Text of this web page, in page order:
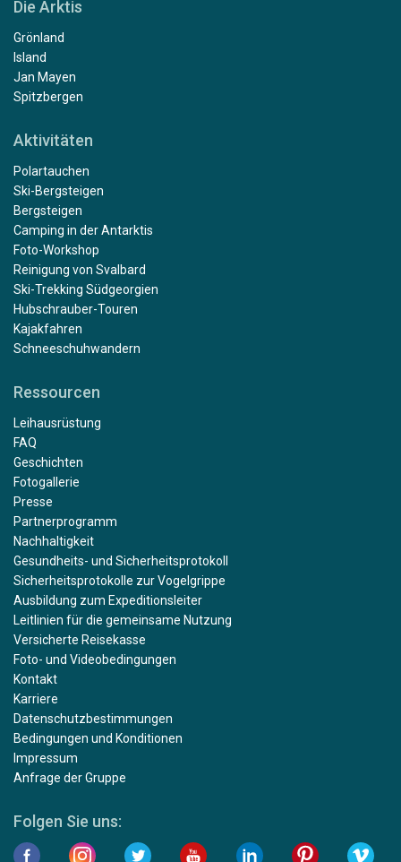
Die Arktis
Grönland
Island
Jan Mayen
Spitzbergen
Aktivitäten
Polartauchen
Ski-Bergsteigen
Bergsteigen
Camping in der Antarktis
Foto-Workshop
Reinigung von Svalbard
Ski-Trekking Südgeorgien
Hubschrauber-Touren
Kajakfahren
Schneeschuhwandern
Ressourcen
Leihausrüstung
FAQ
Geschichten
Fotogallerie
Presse
Partnerprogramm
Nachhaltigkeit
Gesundheits- und Sicherheitsprotokoll
Sicherheitsprotokolle zur Vogelgrippe
Ausbildung zum Expeditionsleiter
Leitlinien für die gemeinsame Nutzung
Versicherte Reisekasse
Foto- und Videobedingungen
Kontakt
Karriere
Datenschutzbestimmungen
Bedingungen und Konditionen
Impressum
Anfrage der Gruppe
Folgen Sie uns: